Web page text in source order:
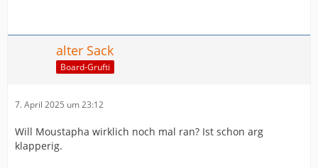
alter Sack
Board-Grufti
7. April 2025 um 23:12
Will Moustapha wirklich noch mal ran? Ist schon arg
klapperig.